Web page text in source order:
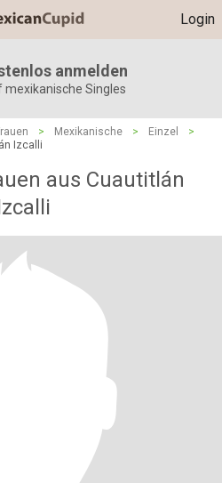
Login
anmelden
mexikanische Singles
> Mexikanische > Einzel
>
Izcalli
aus Cuautitlán